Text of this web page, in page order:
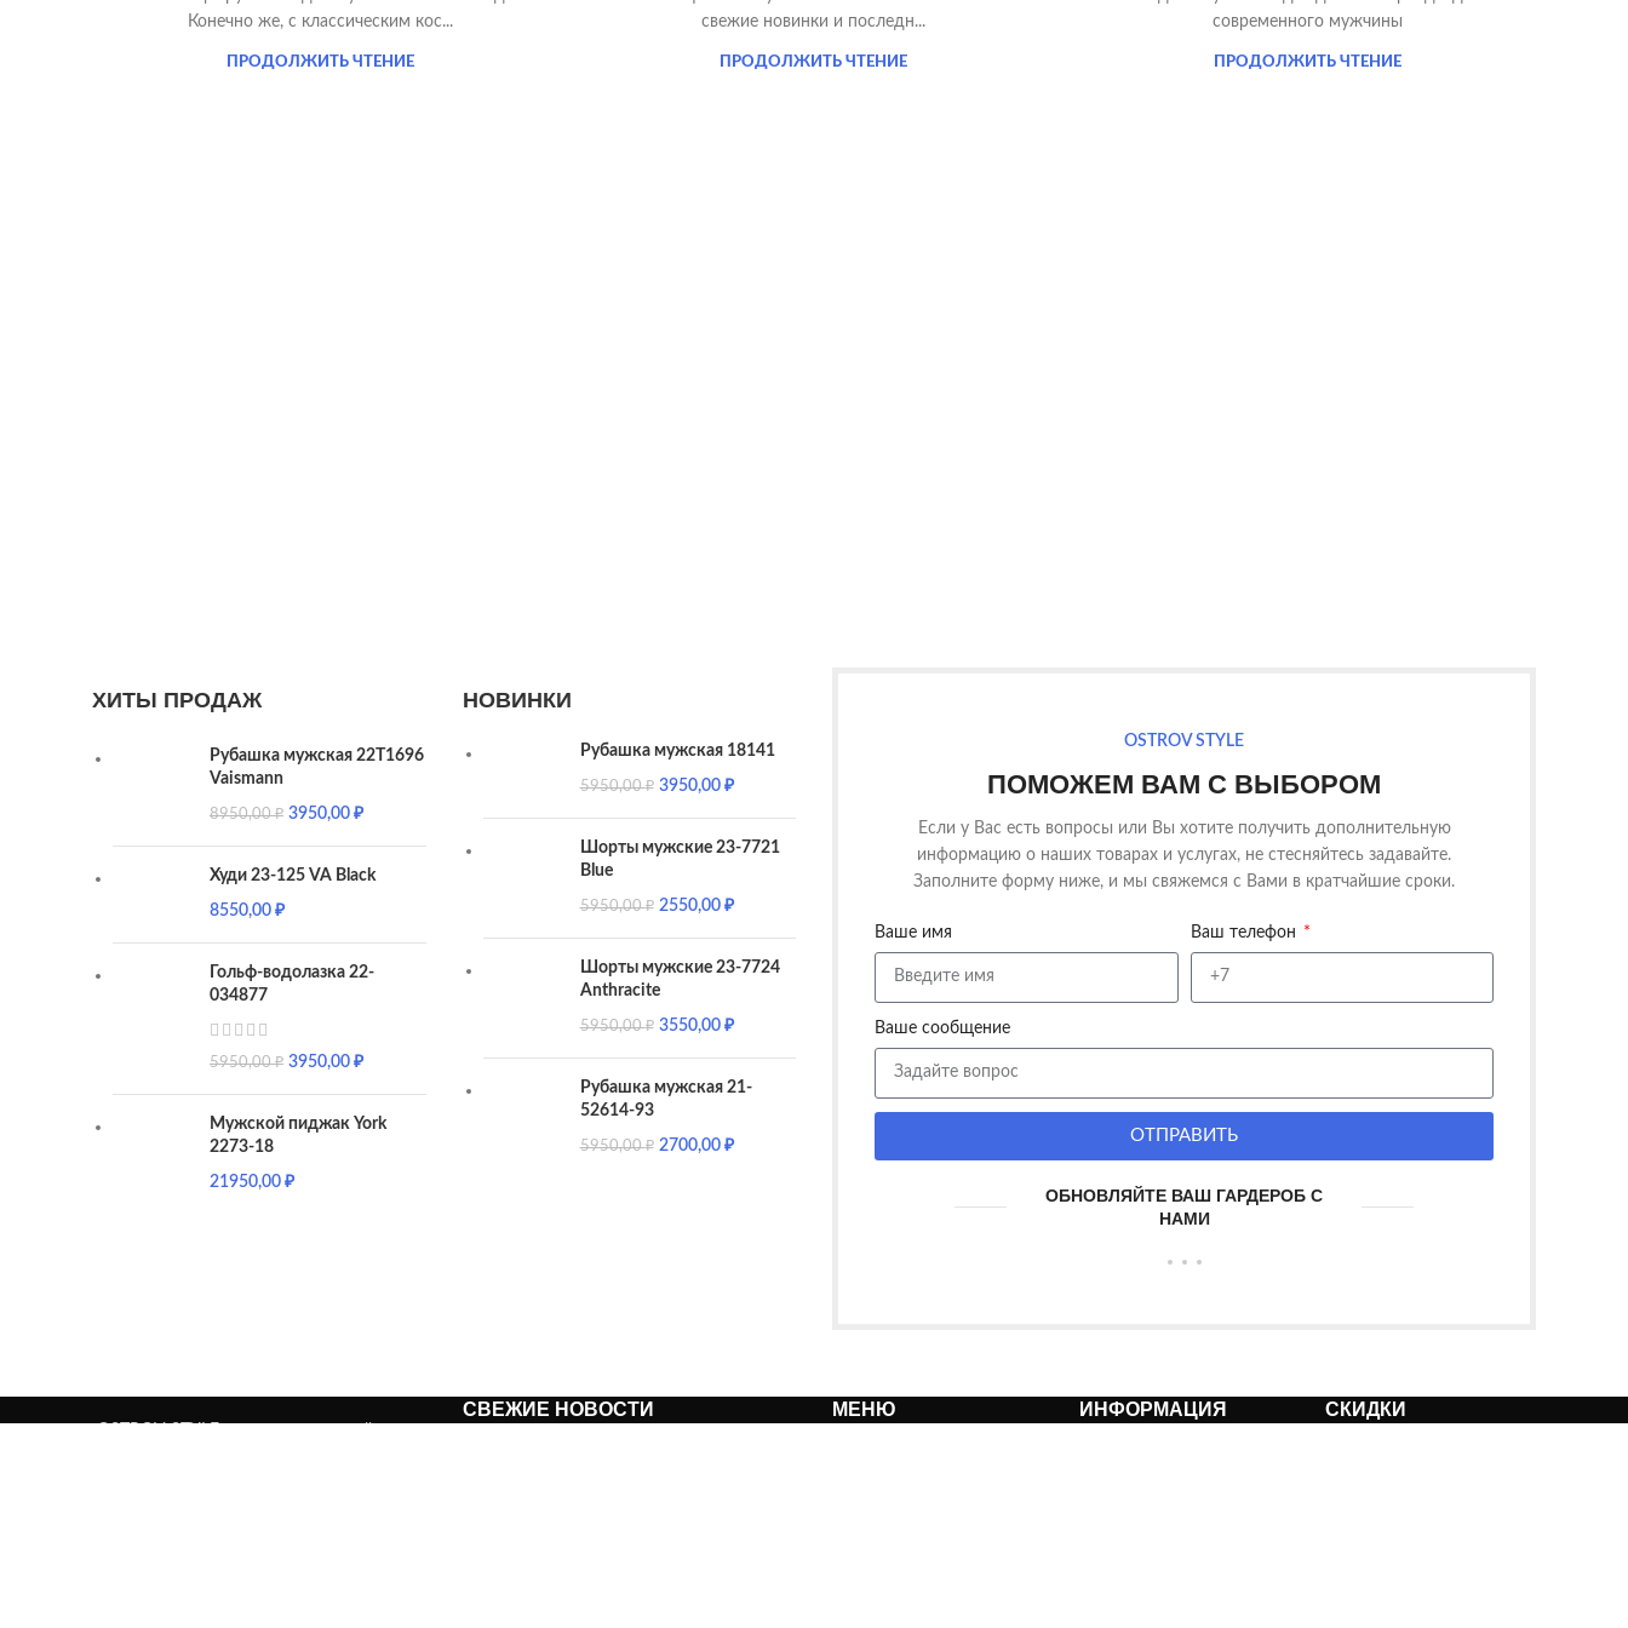
Конечно же, с классическим кос...
ПРОДОЛЖИТЬ ЧТЕНИЕ
свежие новинки и последн...
ПРОДОЛЖИТЬ ЧТЕНИЕ
современного мужчины
ПРОДОЛЖИТЬ ЧТЕНИЕ
ХИТЫ ПРОДАЖ
Рубашка мужская 22T1696
Vaismann
8950,00₽ 3950,00 ₽
Худи 23-125 VA Black
8550,00 ₽
Гольф-водолазка 22-
034877
5950,00₽ 3950,00 ₽
Мужской пиджак York
2273-18
21950,00 ₽
НОВИНКИ
Рубашка мужская 18141
5950,00₽ 3950,00 ₽
Шорты мужские 23-7721
Blue
5950,00₽ 2550,00 ₽
Шорты мужские 23-7724
Anthracite
5950,00₽ 3550,00 ₽
Рубашка мужская 21-
52614-93
5950,00₽ 2700,00 ₽
OSTROV STYLE
ПОМОЖЕМ ВАМ С ВЫБОРОМ
Если у Вас есть вопросы или Вы хотите получить дополнительную
информацию о наших товарах и услугах, не стесняйтесь задавайте.
Заполните форму ниже, и мы свяжемся с Вами в кратчайшие сроки.
Ваше имя Ваш телефон
Ваше сообщение
ОТПРАВИТЬ
ОБНОВЛЯЙТЕ ВАШ ГАРДЕРОБ С
НАМИ
СВЕЖИЕ НОВОСТИ МЕНЮ ИНФОРМАЦИЯ СКИДКИ